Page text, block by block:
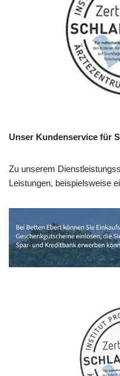
Unser Kundenservice für
Zu unserem
Leistungen, beispielsweise